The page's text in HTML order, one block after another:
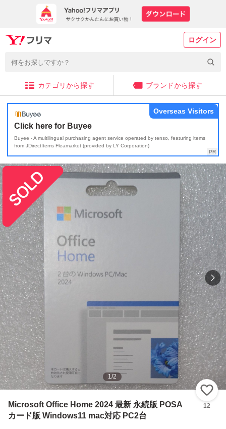
ログイン
カテゴリから探す ブランドから探す
Click here for Buyee
Buyee - A multilingual purchasing agent service operated by tenso, featuring items
from JDirectItems Fleamarket (provided by LY Corporation)
Overseas Visitors
1/2
Microsoft Office Home 2024 最新 永続版 POSA
カード版 Windows11 mac対応 PC2台
12